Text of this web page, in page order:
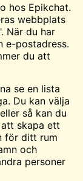
hos Epikchat.
webbplats
När du har
e-postadress.
du att
se en lista
Du kan välja
så kan du
skapa ett
för ditt rum
och
personer